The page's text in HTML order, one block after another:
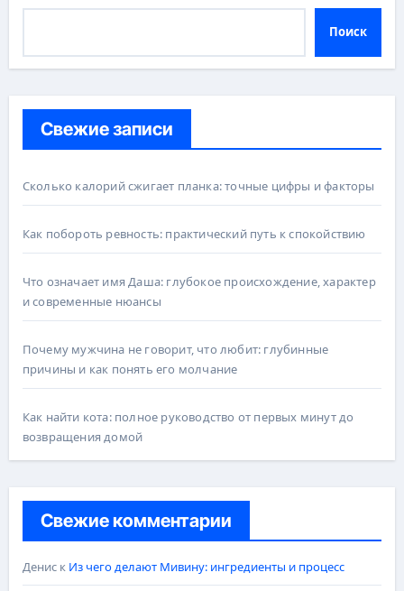
Поиск
Свежие записи
Сколько калорий сжигает планка: точные цифры и факторы
Как побороть ревность: практический путь к спокойствию
Что означает имя Даша: глубокое происхождение, характер
и современные нюансы
Почему мужчина не говорит, что любит: глубинные
причины и как понять его молчание
Как найти кота: полное руководство от первых минут до
возвращения домой
Свежие комментарии
Дениск Из чего делают Мивину: ингредиенты и процесс